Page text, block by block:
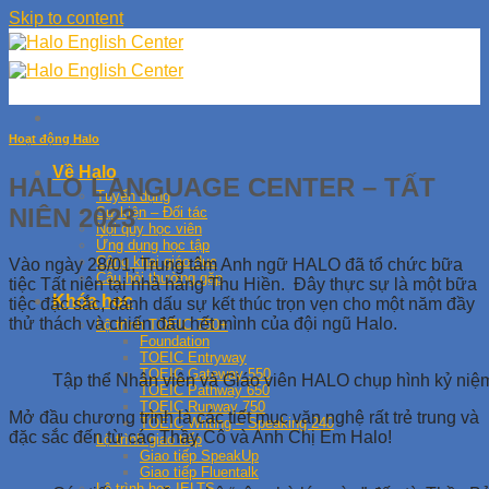
Skip to content
Về Halo
Tuyển dụng
Sự kiện – Đối tác
Nội quy học viên
Ứng dụng học tập
Công khai giáo dục
Câu hỏi thường gặp
Khóa học
Lộ trình TOEIC 750+
Foundation
TOEIC Entryway
TOEIC Gateway 550
TOEIC Pathway 650
TOEIC Runway 750
TOEIC Writing – Speaking 240
Lộ trình giao tiếp
Giao tiếp SpeakUp
Giao tiếp Fluentalk
Hoạt động Halo
HALO LANGUAGE CENTER – TẤT
NIÊN 2023
Vào ngày 28/01, Trung tâm Anh ngữ HALO đã tổ chức bữa
tiệc Tất niên tại nhà hàng Thu Hiền. Đây thực sự là một bữa
tiệc đặc sắc, đánh dấu sự kết thúc trọn vẹn cho một năm đầy
thử thách và chiến đấu hết mình của đội ngũ Halo.
Tập thể Nhân viên và Giáo viên HALO chụp hình kỷ
Mở đầu chương trình là các tiết mục văn nghệ rất trẻ trung và
đặc sắc đến từ các Thầy Cô và Anh Chị Em Halo!